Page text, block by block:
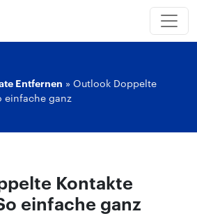
Entfernen » Outlook Doppelte
einfache ganz
Kontakte
einfache ganz